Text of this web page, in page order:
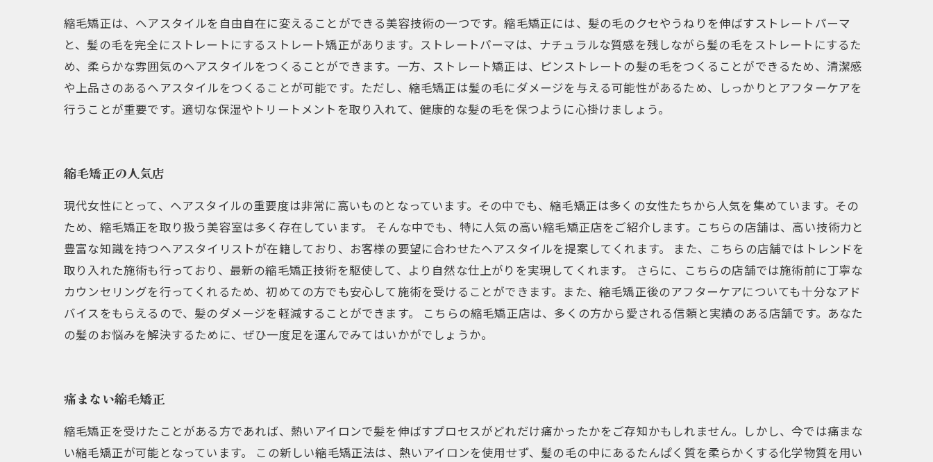
縮毛矯正は、ヘアスタイルを自由自在に変えることができる美容技術の一つです。縮毛矯正には、髪の毛のクセやうねりを伸ばすストレートパーマ
と、髪の毛を完全にストレートにするストレート矯正があります。ストレートパーマは、ナチュラルな質感を残しながら髪の毛をストレートにするた
め、柔らかな雰囲気のヘアスタイルをつくることができます。一方、ストレート矯正は、ピンストレートの髪の毛をつくることができるため、清潔感
や上品さのあるヘアスタイルをつくることが可能です。ただし、縮毛矯正は髪の毛にダメージを与える可能性があるため、しっかりとアフターケアを
行うことが重要です。適切な保湿やトリートメントを取り入れて、健康的な髪の毛を保つように心掛けましょう。
縮毛矯正の人気店
現代女性にとって、ヘアスタイルの重要度は非常に高いものとなっています。その中でも、縮毛矯正は多くの女性たちから人気を集めています。その
ため、縮毛矯正を取り扱う美容室は多く存在しています。 そんな中でも、特に人気の高い縮毛矯正店をご紹介します。こちらの店舗は、高い技術力と
豊富な知識を持つヘアスタイリストが在籍しており、お客様の要望に合わせたヘアスタイルを提案してくれます。 また、こちらの店舗ではトレンドを
取り入れた施術も行っており、最新の縮毛矯正技術を駆使して、より自然な仕上がりを実現してくれます。 さらに、こちらの店舗では施術前に丁寧な
カウンセリングを行ってくれるため、初めての方でも安心して施術を受けることができます。また、縮毛矯正後のアフターケアについても十分なアド
バイスをもらえるので、髪のダメージを軽減することができます。 こちらの縮毛矯正店は、多くの方から愛される信頼と実績のある店舗です。あなた
の髪のお悩みを解決するために、ぜひ一度足を運んでみてはいかがでしょうか。
痛まない縮毛矯正
縮毛矯正を受けたことがある方であれば、熱いアイロンで髪を伸ばすプロセスがどれだけ痛かったかをご存知かもしれません。しかし、今では痛まな
い縮毛矯正が可能となっています。 この新しい縮毛矯正法は、熱いアイロンを使用せず、髪の毛の中にあるたんぱく質を柔らかくする化学物質を用い